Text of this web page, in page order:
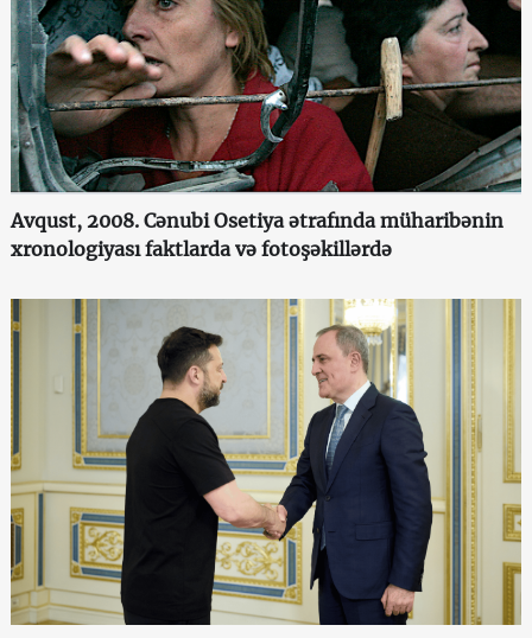
Avqust, 2008. Cənubi Osetiya ətrafında müharibənin
xronologiyası faktlarda və fotoşəkillərdə